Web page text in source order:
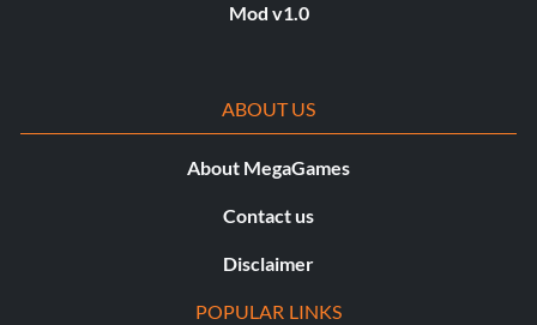
Mod v1.0
ABOUT US
About MegaGames
Contact us
Disclaimer
POPULAR LINKS